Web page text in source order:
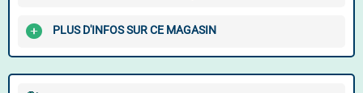
PLUS D'INFOS SUR CE MAGASIN